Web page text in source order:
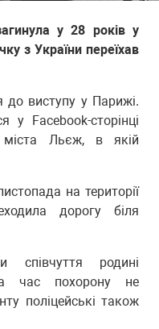
у 28 років у
з України переїхав
до виступу у Парижі.
Facebook-сторінці
міста Льєж, в якій
на території
дорогу біля
співчуття родині
час похорону не
поліцейські також